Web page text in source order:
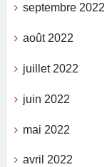
septembre 2022
août 2022
juillet 2022
juin 2022
mai 2022
avril 2022